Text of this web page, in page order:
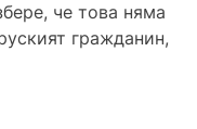
че това няма
гражданин,